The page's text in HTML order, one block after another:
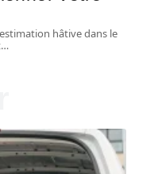
hâtive dans le
…